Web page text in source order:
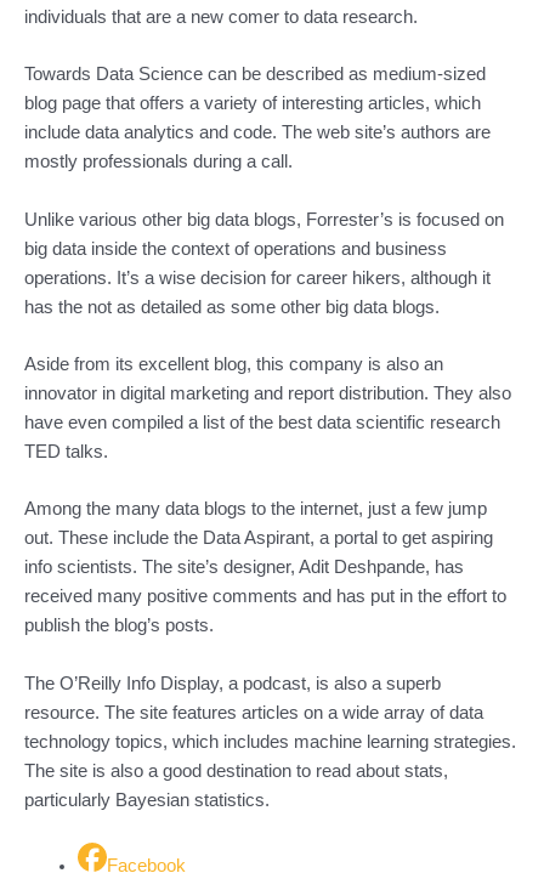
individuals that are a new comer to data research.
Towards Data Science can be described as medium-sized
blog page that offers a variety of interesting articles, which
include data analytics and code. The web site’s authors are
mostly professionals during a call.
Unlike various other big data blogs, Forrester’s is focused on
big data inside the context of operations and business
operations. It’s a wise decision for career hikers, although it
has the not as detailed as some other big data blogs.
Aside from its excellent blog, this company is also an
innovator in digital marketing and report distribution. They also
have even compiled a list of the best data scientific research
TED talks.
Among the many data blogs to the internet, just a few jump
out. These include the Data Aspirant, a portal to get aspiring
info scientists. The site’s designer, Adit Deshpande, has
received many positive comments and has put in the effort to
publish the blog’s posts.
The O’Reilly Info Display, a podcast, is also a superb
resource. The site features articles on a wide array of data
technology topics, which includes machine learning strategies.
The site is also a good destination to read about stats,
particularly Bayesian statistics.
Facebook